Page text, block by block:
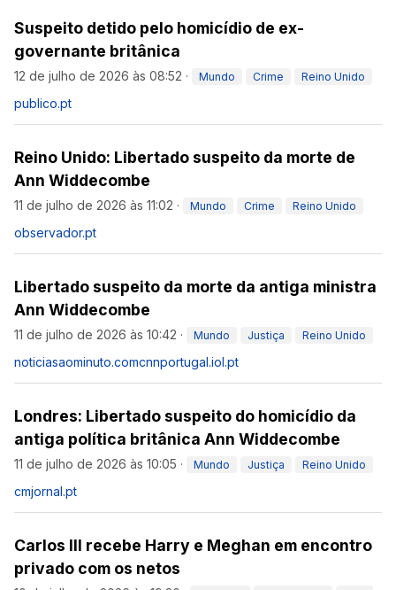
Suspeito detido pelo homicídio de ex-
governante britânica
12 de julho de 2026 às 08:52 · Mundo Crime Reino Unido
publico.pt
Reino Unido: Libertado suspeito da morte de
Ann Widdecombe
11 de julho de 2026 às 11:02 · Mundo Crime Reino Unido
observador.pt
Libertado suspeito da morte da antiga ministra
Ann Widdecombe
11 de julho de 2026 às 10:42 · Mundo Justiça Reino Unido
noticiasaominuto.comcnnportugal.iol.pt
Londres: Libertado suspeito do homicídio da
antiga política britânica Ann Widdecombe
11 de julho de 2026 às 10:05 · Mundo Justiça Reino Unido
cmjornal.pt
Carlos III recebe Harry e Meghan em encontro
privado com os netos